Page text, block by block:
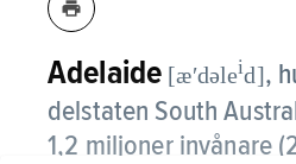
Adelaide [æʹdəleid],
delstaten South
1,2 miljoner invånare